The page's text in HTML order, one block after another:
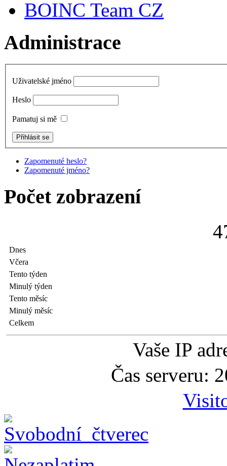
BOINC Team CZ
Administrace
Uživatelské jméno
Heslo
Pamatuj si mě
Zapomenuté heslo?
Zapomenuté jméno?
Počet zobrazení
4
Dnes
Včera
Tento týden
Minulý týden
Tento měsíc
Minulý měsíc
Celkem
Vaše IP
Čas serveru: